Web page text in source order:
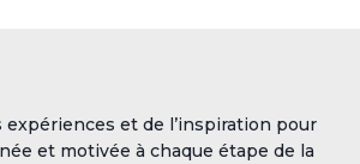
expériences et de l’inspiration pour
et motivée à chaque étape de la